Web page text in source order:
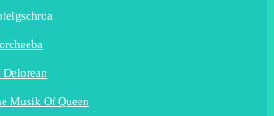
Delorean
Musik Of Queen